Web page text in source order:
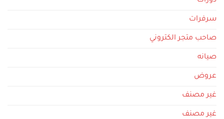
سرفرات
صاحب متجر الكتروني
صيانه
عروض
غير مصنف
غير مصنف